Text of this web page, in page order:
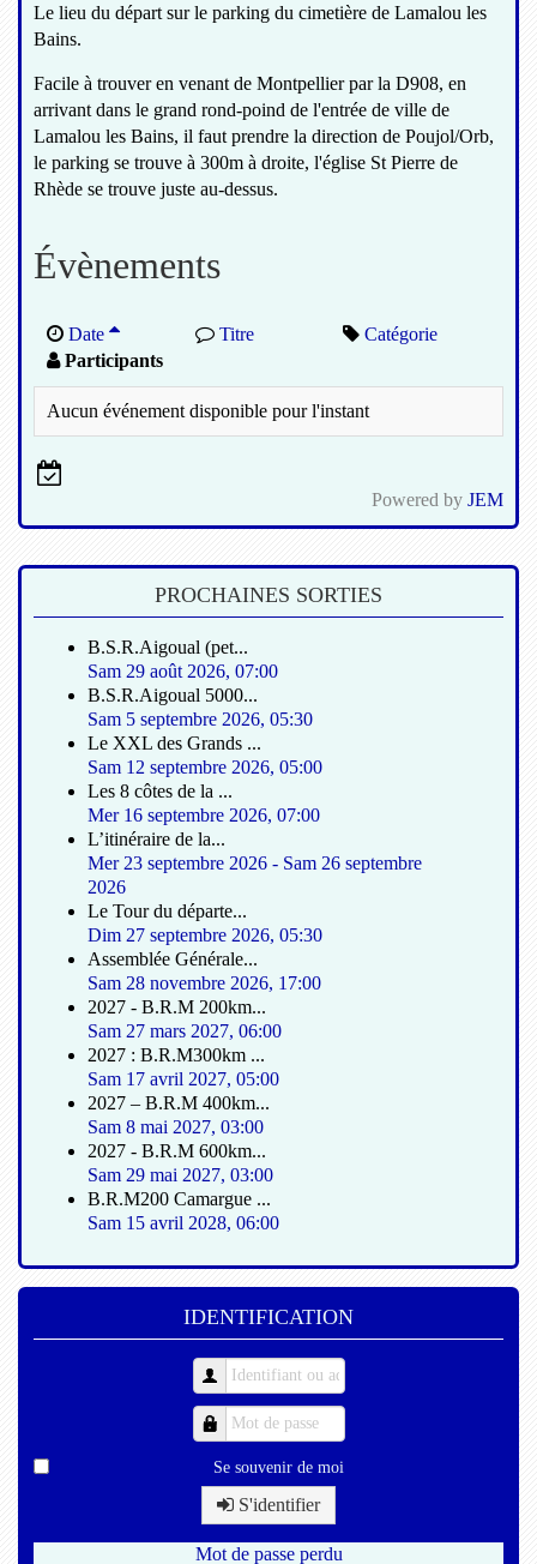
Le lieu du départ sur le parking du cimetière de Lamalou les
Bains.
Facile à trouver en venant de Montpellier par la D908, en
arrivant dans le grand rond-poind de l'entrée de ville de
Lamalou les Bains, il faut prendre la direction de Poujol/Orb,
le parking se trouve à 300m à droite, l'église St Pierre de
Rhède se trouve juste au-dessus.
Évènements
Date Titre
Catégorie
Participants
Aucun événement disponible pour l'instant
Powered by JEM
PROCHAINES SORTIES
B.S.R.Aigoual (pet...
Sam 29 août 2026, 07:00
B.S.R.Aigoual 5000...
Sam 5 septembre 2026, 05:30
Le XXL des Grands ...
Sam 12 septembre 2026, 05:00
Les 8 côtes de la ...
Mer 16 septembre 2026, 07:00
L’itinéraire de la...
Mer 23 septembre 2026 - Sam 26 septembre
2026
Le Tour du départe...
Dim 27 septembre 2026, 05:30
Assemblée Générale...
Sam 28 novembre 2026, 17:00
2027 - B.R.M 200km...
Sam 27 mars 2027, 06:00
2027 : B.R.M300km ...
Sam 17 avril 2027, 05:00
2027 – B.R.M 400km...
Sam 8 mai 2027, 03:00
2027 - B.R.M 600km...
Sam 29 mai 2027, 03:00
B.R.M200 Camargue ...
Sam 15 avril 2028, 06:00
IDENTIFICATION
Se souvenir de moi
S'identifier
Mot de passe perdu